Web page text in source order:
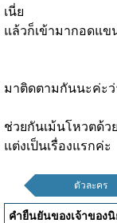
เนี่ย
แล้วก็เข้ามากอดแข
มาติดตามกันนะค่ะ
ช่วยกันเม้นโหวตด้
แต่งเป็นเรื่องแรกค่ะ
ตัวละคร
คำยืนยันของเจ้าของ